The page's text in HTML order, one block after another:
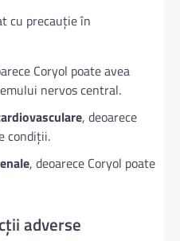
cu precauție în
Coryol poate avea
nervos central.
, deoarece
condiții.
, deoarece Coryol poate
adverse